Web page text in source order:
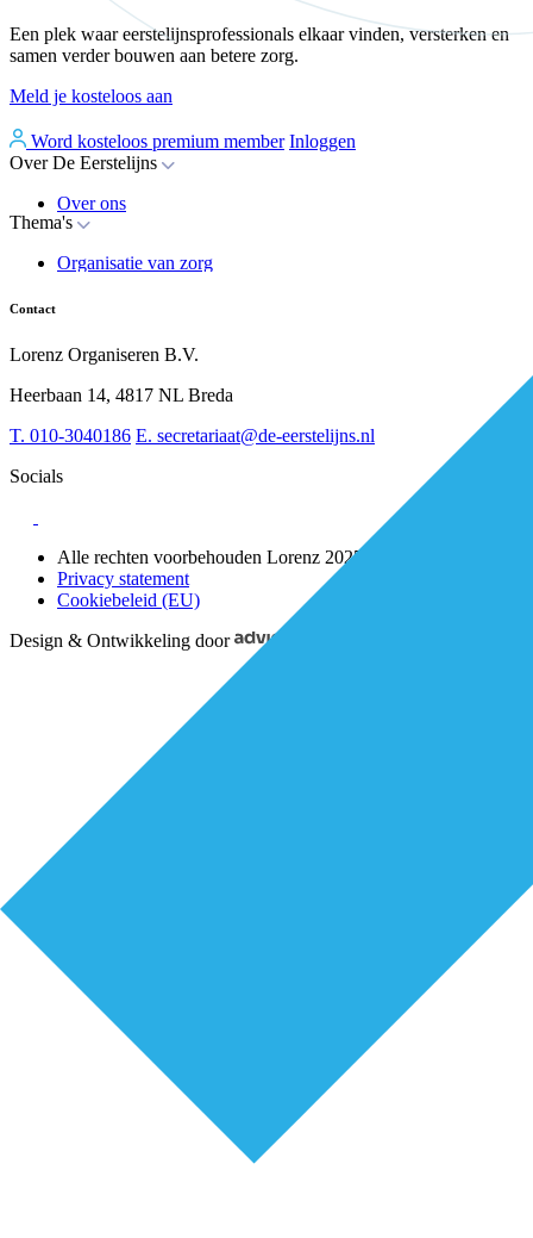
Een plek waar eerstelijnsprofessionals elkaar vinden, versterken en
samen verder bouwen aan betere zorg.
Meld je kosteloos aan
Word kosteloos premium member Inloggen
Over De Eerstelijns
Over ons
Nieuws
Whitepapers
Over BiancAI
Thema's
Organisatie van zorg
Digitalisering
Leiderschap & samenwerking
Sociaal domein
Contact
Lorenz Organiseren B.V.
Heerbaan 14, 4817 NL Breda
T. 010-3040186 E. secretariaat@de-eerstelijns.nl
Socials
Alle rechten voorbehouden Lorenz 2025
Privacy statement
Cookiebeleid (EU)
Design & Ontwikkeling door